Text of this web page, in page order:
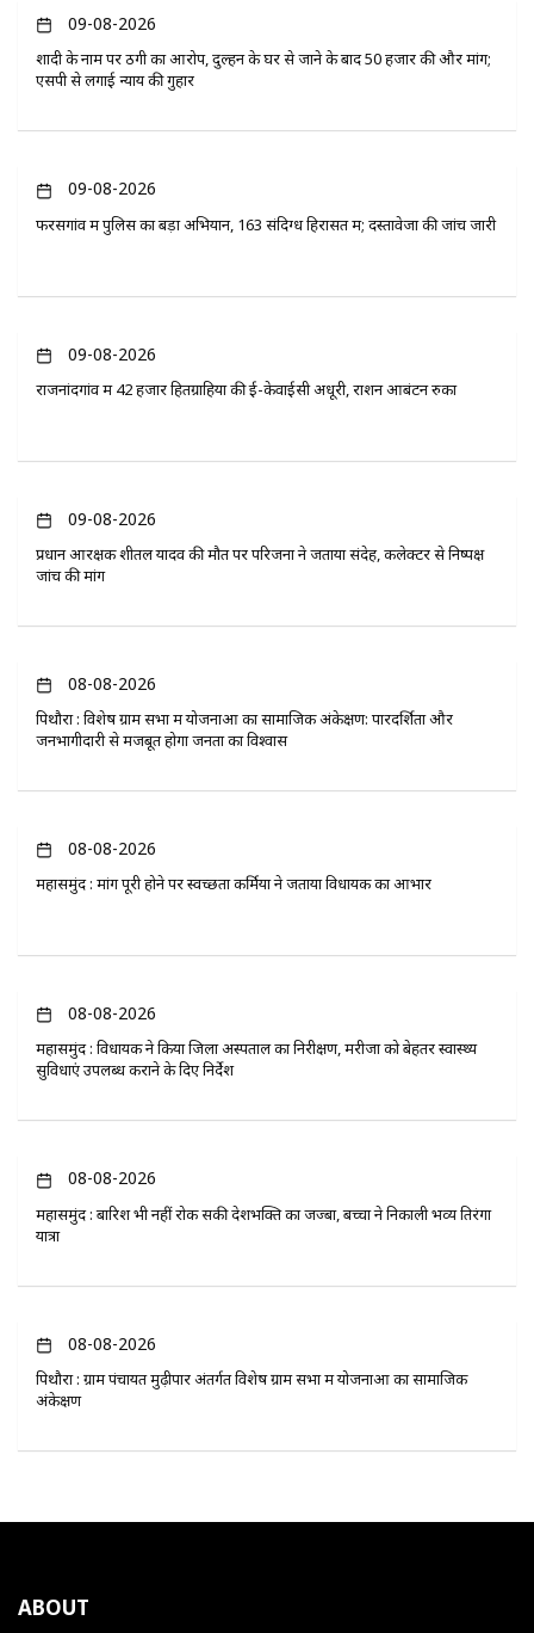
09-08-2026
शादी के नाम पर ठगी का आरोप, दुल्हन के घर से जाने के बाद 50 हजार की और मांग;
एसपी से लगाई न्याय की गुहार
09-08-2026
फरसगांव में पुलिस का बड़ा अभियान, 163 संदिग्ध हिरासत में; दस्तावेजों की जांच जारी
09-08-2026
राजनांदगांव में 42 हजार हितग्राहियों की ई-केवाईसी अधूरी, राशन आबंटन रुका
09-08-2026
प्रधान आरक्षक शीतल यादव की मौत पर परिजनों ने जताया संदेह, कलेक्टर से निष्पक्ष
जांच की मांग
08-08-2026
पिथौरा : विशेष ग्राम सभा में योजनाओं का सामाजिक अंकेक्षण: पारदर्शिता और
जनभागीदारी से मजबूत होगा जनता का विश्वास
08-08-2026
महासमुंद : मांग पूरी होने पर स्वच्छता कर्मियों ने जताया विधायक का आभार
08-08-2026
महासमुंद : विधायक ने किया जिला अस्पताल का निरीक्षण, मरीजों को बेहतर स्वास्थ्य
सुविधाएं उपलब्ध कराने के दिए निर्देश
08-08-2026
महासमुंद : बारिश भी नहीं रोक सकी देशभक्ति का जज्बा, बच्चों ने निकाली भव्य तिरंगा
यात्रा
08-08-2026
पिथौरा : ग्राम पंचायत मुढ़ीपार अंतर्गत विशेष ग्राम सभा में योजनाओं का सामाजिक
अंकेक्षण
ABOUT